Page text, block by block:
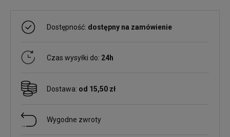
Dostępność: dostępny na zamówienie
Czas wysyłki do: 24h
Dostawa: od 15,50 zł
Wygodne zwroty